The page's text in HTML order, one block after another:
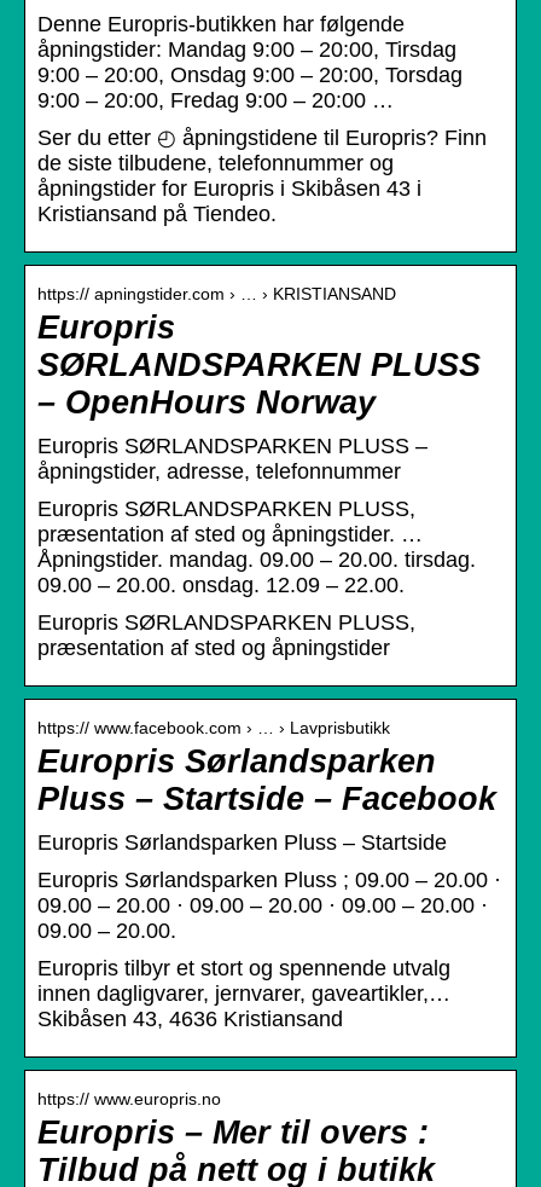
Denne Europris-butikken har følgende
åpningstider: Mandag 9:00 – 20:00, Tirsdag
9:00 – 20:00, Onsdag 9:00 – 20:00, Torsdag
9:00 – 20:00, Fredag 9:00 – 20:00 …
Ser du etter ◴ åpningstidene til Europris? Finn
de siste tilbudene, telefonnummer og
åpningstider for Europris i Skibåsen 43 i
Kristiansand på Tiendeo.
https:// apningstider.com › … › KRISTIANSAND
Europris
SØRLANDSPARKEN PLUSS
– OpenHours Norway
Europris SØRLANDSPARKEN PLUSS –
åpningstider, adresse, telefonnummer
Europris SØRLANDSPARKEN PLUSS,
præsentation af sted og åpningstider. …
Åpningstider. mandag. 09.00 – 20.00. tirsdag.
09.00 – 20.00. onsdag. 12.09 – 22.00.
Europris SØRLANDSPARKEN PLUSS,
præsentation af sted og åpningstider
https:// www.facebook.com › … › Lavprisbutikk
Europris Sørlandsparken
Pluss – Startside – Facebook
Europris Sørlandsparken Pluss – Startside
Europris Sørlandsparken Pluss ; 09.00 – 20.00 ·
09.00 – 20.00 · 09.00 – 20.00 · 09.00 – 20.00 ·
09.00 – 20.00.
Europris tilbyr et stort og spennende utvalg
innen dagligvarer, jernvarer, gaveartikler,…
Skibåsen 43, 4636 Kristiansand
https:// www.europris.no
Europris – Mer til overs :
Tilbud på nett og i butikk